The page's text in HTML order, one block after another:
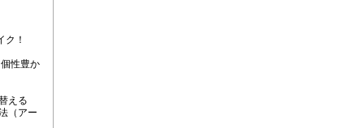
！
性豊か
える
（アー